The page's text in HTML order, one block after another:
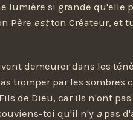
lumière si grande qu'elle
Père estton Créateur, et
demeurer dans les
tromper par les sombres
de Dieu, car ils n'ont
toi qu'il n'y apas